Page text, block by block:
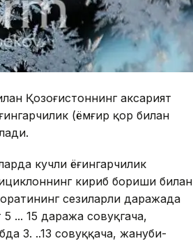
Қозоғистоннинг аксарият
(ёмғир қор билан
кучли ёғингарчилик
кириб бориши билан
сезиларли даражада
... 15 даража совуқгача,
3. ..13 совуққача, жануби-